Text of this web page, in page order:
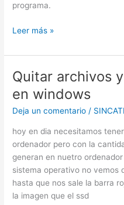
programa.
QUITAR
DE
ARCHIVO
EN
WINDOWS
Leer más »
Quitar archivos
en windows
Deja un comentario /
hoy en dia necesitamos
ordenador pero con la
generan en nuetro
sistema operativo no vemos
hasta que nos sale la barra
la imagen que el ssd